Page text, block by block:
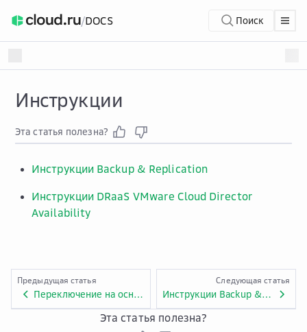
/DOCS Поиск
Инструкции
Эта статья полезна?
Инструкции Backup & Replication
Инструкции DRaaS VMware Cloud Director
Availability
Предыдущая статья
Переключение на основную площадку после аварии
Следующая статья
Инструкции Backup &amp; Replication
Эта статья полезна?